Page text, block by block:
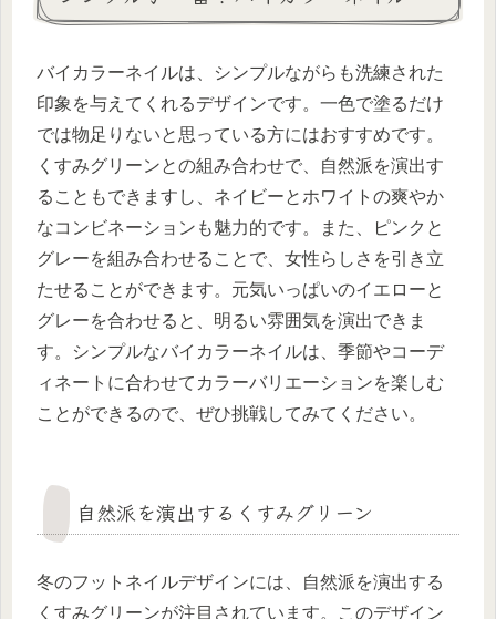
バイカラーネイルは、シンプルながらも洗練された
印象を与えてくれるデザインです。一色で塗るだけ
では物足りないと思っている方にはおすすめです。
くすみグリーンとの組み合わせで、自然派を演出す
ることもできますし、ネイビーとホワイトの爽やか
なコンビネーションも魅力的です。また、ピンクと
グレーを組み合わせることで、女性らしさを引き立
たせることができます。元気いっぱいのイエローと
グレーを合わせると、明るい雰囲気を演出できま
す。シンプルなバイカラーネイルは、季節やコーデ
ィネートに合わせてカラーバリエーションを楽しむ
ことができるので、ぜひ挑戦してみてください。
自然派を演出するくすみグリーン
冬のフットネイルデザインには、自然派を演出する
くすみグリーンが注目されています。このデザイン